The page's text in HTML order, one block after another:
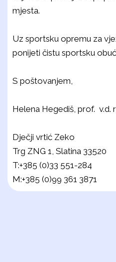
mjesta.
Uz sportsku opremu za
ponijeti čistu sportsku
S poštovanjem,
Helena Hegediš, prof. v.d.
Dječji vrtić Zeko
Trg ZNG 1, Slatina 33520
T:+385 (0)33 551-284
M:+385 (0)99 361 3871